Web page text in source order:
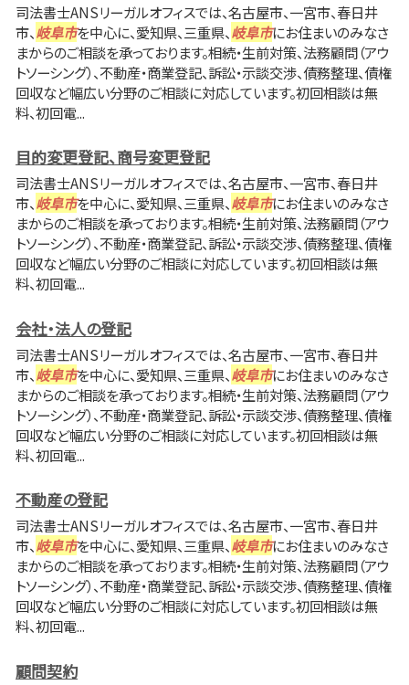
司法書士ANSリーガルオフィスでは、名古屋市、一宮市、春日井
市、岐阜市を中心に、愛知県、三重県、岐阜市にお住まいのみなさ
まからのご相談を承っております。相続・生前対策、法務顧問（アウ
トソーシング）、不動産・商業登記、訴訟・示談交渉、債務整理、債権
回収など幅広い分野のご相談に対応しています。初回相談は無
料、初回電...
目的変更登記、商号変更登記
司法書士ANSリーガルオフィスでは、名古屋市、一宮市、春日井
市、岐阜市を中心に、愛知県、三重県、岐阜市にお住まいのみなさ
まからのご相談を承っております。相続・生前対策、法務顧問（アウ
トソーシング）、不動産・商業登記、訴訟・示談交渉、債務整理、債権
回収など幅広い分野のご相談に対応しています。初回相談は無
料、初回電...
会社・法人の登記
司法書士ANSリーガルオフィスでは、名古屋市、一宮市、春日井
市、岐阜市を中心に、愛知県、三重県、岐阜市にお住まいのみなさ
まからのご相談を承っております。相続・生前対策、法務顧問（アウ
トソーシング）、不動産・商業登記、訴訟・示談交渉、債務整理、債権
回収など幅広い分野のご相談に対応しています。初回相談は無
料、初回電...
不動産の登記
司法書士ANSリーガルオフィスでは、名古屋市、一宮市、春日井
市、岐阜市を中心に、愛知県、三重県、岐阜市にお住まいのみなさ
まからのご相談を承っております。相続・生前対策、法務顧問（アウ
トソーシング）、不動産・商業登記、訴訟・示談交渉、債務整理、債権
回収など幅広い分野のご相談に対応しています。初回相談は無
料、初回電...
顧問契約